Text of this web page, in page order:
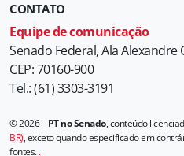
CONTATO
Equipe de comunicação
Senado Federal, Ala Alexandre
CEP: 70160-900
Tel.: (61) 3303-3191
© 2026 –PT no Senado, conteúdo
BR), exceto quando especificado em
fontes..